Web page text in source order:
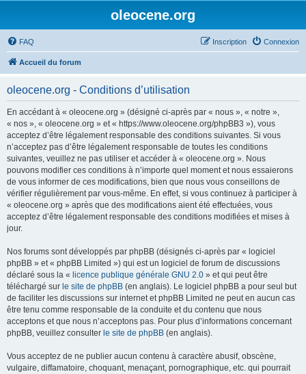
oleocene.org
FAQ Connexion
Inscription
Accueil du forum
oleocene.org - Conditions d’utilisation
En accédant à « oleocene.org » (désigné ci-après par « nous », « notre »,
« nos », « oleocene.org » et « https://www.oleocene.org/phpBB3 »), vous
acceptez d’être légalement responsable des conditions suivantes. Si vous
n’acceptez pas d’être légalement responsable de toutes les conditions
suivantes, veuillez ne pas utiliser et accéder à « oleocene.org ». Nous
pouvons modifier ces conditions à n’importe quel moment et nous essaierons
de vous informer de ces modifications, bien que nous vous conseillons de
vérifier régulièrement par vous-même. En effet, si vous continuez à participer à
« oleocene.org » après que des modifications aient été effectuées, vous
acceptez d’être légalement responsable des conditions modifiées et mises à
jour.
Nos forums sont développés par phpBB (désignés ci-après par « logiciel
phpBB » et « phpBB Limited ») qui est un logiciel de forum de discussions
déclaré sous la « licence publique générale GNU 2.0 » et qui peut être
téléchargé sur le site de phpBB (en anglais). Le logiciel phpBB a pour seul but
de faciliter les discussions sur internet et phpBB Limited ne peut en aucun cas
être tenu comme responsable de la conduite et du contenu que nous
acceptons et que nous n’acceptons pas. Pour plus d’informations concernant
phpBB, veuillez consulter le site de phpBB (en anglais).
Vous acceptez de ne publier aucun contenu à caractère abusif, obscène,
vulgaire, diffamatoire, choquant, menaçant, pornographique, etc. qui pourrait